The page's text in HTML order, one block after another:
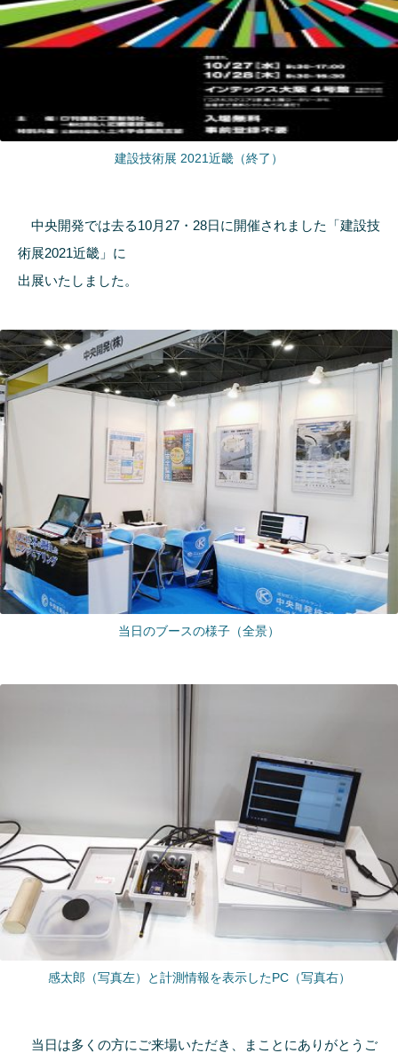
建設技術展 2021近畿（終了）
中央開発では去る10月27・28日に開催されました「建設技
術展2021近畿」に
出展いたしました。
当日のブースの様子（全景）
感太郎（写真左）と計測情報を表示したPC（写真右）
当日は多くの方にご来場いただき、まことにありがとうご